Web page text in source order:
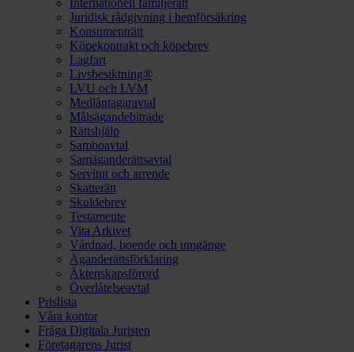
Internationell familjerätt
Juridisk rådgivning i hemförsäkring
Konsumenträtt
Köpekontrakt och köpebrev
Lagfart
Livsbesiktning®
LVU och LVM
Medlåntagaravtal
Målsägandebiträde
Rättshjälp
Samboavtal
Samäganderättsavtal
Servitut och arrende
Skatterätt
Skuldebrev
Testamente
Vita Arkivet
Vårdnad, boende och umgänge
Äganderättsförklaring
Äktenskapsförord
Överlåtelseavtal
Prislista
Våra kontor
Fråga Digitala Juristen
Företagarens Jurist